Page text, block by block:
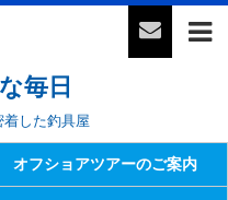
毎日
した釣具屋
オフショアツアーのご案内